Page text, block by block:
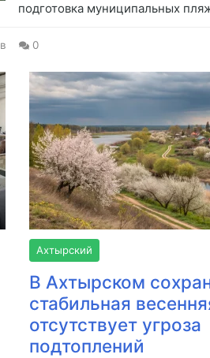
подготовка муниципальных
0
Ахтырский
В Ахтырском
стабильная
отсутствует угроза
подтоплений